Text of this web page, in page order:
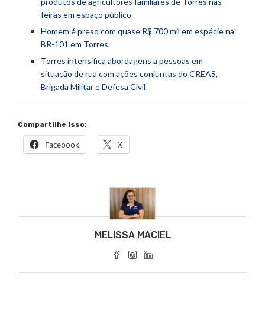
feiras em espaço público
Homem é preso com quase R$ 700 mil em espécie na
BR-101 em Torres
Torres intensifica abordagens a pessoas em
situação de rua com ações conjuntas do CREAS,
Brigada Militar e Defesa Civil
Compartilhe isso:
Facebook X
MELISSA MACIEL